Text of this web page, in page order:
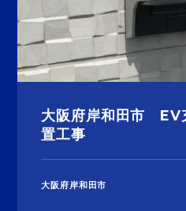
大阪府岸和田市 EV
置工事
大阪府岸和田市